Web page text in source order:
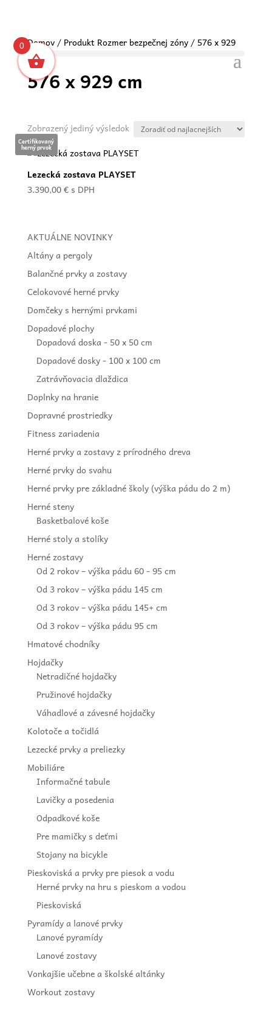
Domov/ Produkt Rozmer bezpečnej zóny / 576 x 929
cm
576 x 929 cm
Zobrazený jediný výsledok
Certifikovaný
herný prvok
Lezecká zostava PLAYSET
3.390,00€ s DPH
AKTUÁLNE NOVINKY
Altány a pergoly
Balančné prvky a zostavy
Celokovové herné prvky
Domčeky s hernými prvkami
Dopadové plochy
Dopadová doska - 50 x 50 cm
Dopadové dosky - 100 x 100 cm
Zatrávňovacia dlaždica
Doplnky na hranie
Dopravné prostriedky
Fitness zariadenia
Herné prvky a zostavy z prírodného dreva
Herné prvky do svahu
Herné prvky pre základné školy (výška pádu do 2 m)
Herné steny
Basketbalové koše
Herné stoly a stolíky
Herné zostavy
Od 2 rokov – výška pádu 60 - 95 cm
Od 3 rokov – výška pádu 145 cm
Od 3 rokov – výška pádu 145+ cm
Od 3 rokov – výška pádu 95 cm
Hmatové chodníky
Hojdačky
Netradičné hojdačky
Pružinové hojdačky
Váhadlové a závesné hojdačky
Kolotoče a točidlá
Lezecké prvky a preliezky
Mobiliáre
Informačné tabule
Lavičky a posedenia
Odpadkové koše
Pre mamičky s deťmi
Stojany na bicykle
Pieskoviská a prvky pre piesok a vodu
Herné prvky na hru s pieskom a vodou
Pieskoviská
Pyramídy a lanové prvky
Lanové pyramídy
Lanové zostavy
Vonkajšie učebne a školské altánky
Workout zostavy
0